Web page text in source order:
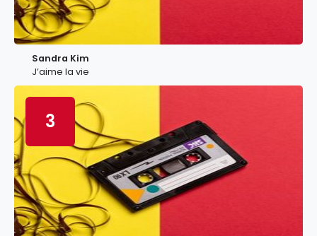
Sandra Kim
J’aime la vie
3